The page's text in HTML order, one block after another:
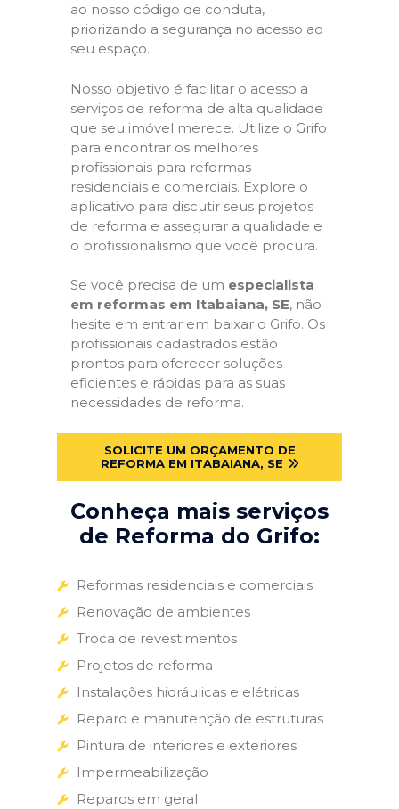
ao nosso código de conduta,
priorizando a segurança no acesso ao
seu espaço.
Nosso objetivo é facilitar o acesso a
serviços de reforma de alta qualidade
que seu imóvel merece. Utilize o Grifo
para encontrar os melhores
profissionais para reformas
residenciais e comerciais. Explore o
aplicativo para discutir seus projetos
de reforma e assegurar a qualidade e
o profissionalismo que você procura.
Se você precisa de um especialista
em reformas em Itabaiana, SE, não
hesite em entrar em baixar o Grifo. Os
profissionais cadastrados estão
prontos para oferecer soluções
eficientes e rápidas para as suas
necessidades de reforma.
SOLICITE UM ORÇAMENTO DE
REFORMA EM ITABAIANA, SE
Conheça mais serviços
de Reforma do Grifo:
Reformas residenciais e comerciais
Renovação de ambientes
Troca de revestimentos
Projetos de reforma
Instalações hidráulicas e elétricas
Reparo e manutenção de estruturas
Pintura de interiores e exteriores
Impermeabilização
Reparos em geral